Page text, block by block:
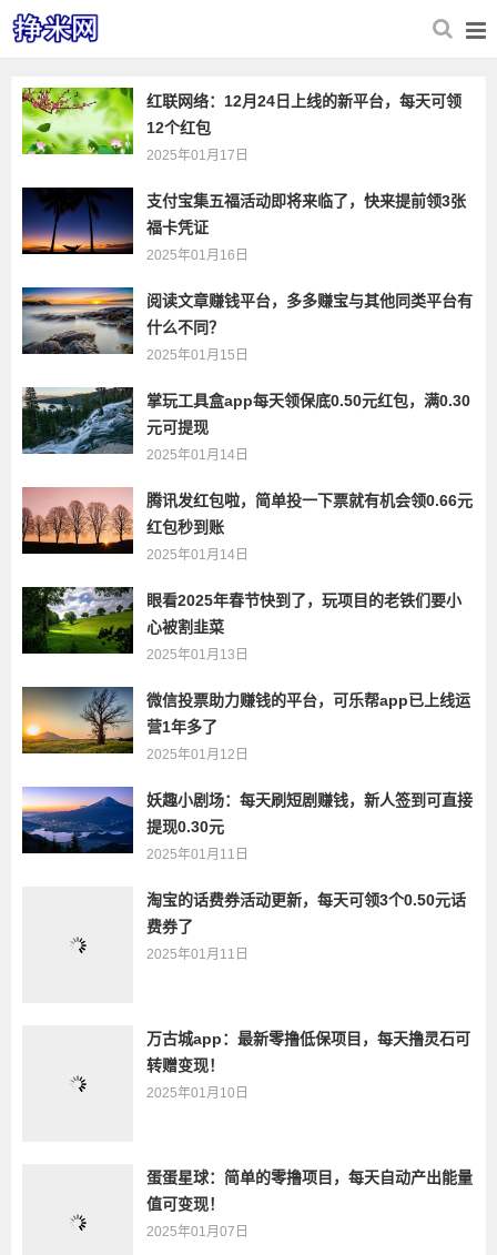
红联网络：12月24日上线的新平台，每天可领
12个红包
2025年01月17日
支付宝集五福活动即将来临了，快来提前领3张
福卡凭证
2025年01月16日
阅读文章赚钱平台，多多赚宝与其他同类平台有
什么不同？
2025年01月15日
掌玩工具盒app每天领保底0.50元红包，满0.30
元可提现
2025年01月14日
腾讯发红包啦，简单投一下票就有机会领0.66元
红包秒到账
2025年01月14日
眼看2025年春节快到了，玩项目的老铁们要小
心被割韭菜
2025年01月13日
微信投票助力赚钱的平台，可乐帮app已上线运
营1年多了
2025年01月12日
妖趣小剧场：每天刷短剧赚钱，新人签到可直接
提现0.30元
2025年01月11日
淘宝的话费券活动更新，每天可领3个0.50元话
费券了
2025年01月11日
万古城app：最新零撸低保项目，每天撸灵石可
转赠变现！
2025年01月10日
蛋蛋星球：简单的零撸项目，每天自动产出能量
值可变现！
2025年01月07日